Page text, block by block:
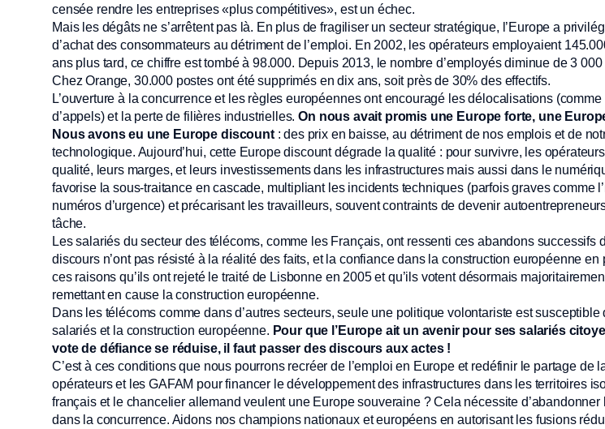
censée rendre les entreprises «plus compétitives», est un échec.
Mais les dégâts ne s’arrêtent pas là. En plus de fragiliser un secteur stratégique, l’Europe a
d’achat des consommateurs au détriment de l’emploi. En 2002, les opérateurs employaient
ans plus tard, ce chiffre est tombé à 98.000. Depuis 2013, le nombre d’employés diminue de 3
Chez Orange, 30.000 postes ont été supprimés en dix ans, soit près de 30% des effectifs.
L’ouverture à la concurrence et les règles européennes ont encouragé les délocalisations
d’appels) et la perte de filières industrielles.On nous avait promis une Europe forte, une
Nous avons eu une Europe discount : des prix en baisse, au détriment de nos emplois et de
technologique. Aujourd’hui, cette Europe discount dégrade la qualité : pour survivre, les
qualité, leurs marges, et leurs investissements dans les infrastructures mais aussi dans le
favorise la sous-traitance en cascade, multipliant les incidents techniques (parfois graves comme
numéros d’urgence) et précarisant les travailleurs, souvent contraints de devenir
tâche.
Les salariés du secteur des télécoms, comme les Français, ont ressenti ces abandons successifs
discours n’ont pas résisté à la réalité des faits, et la confiance dans la construction européenne en
ces raisons qu’ils ont rejeté le traité de Lisbonne en 2005 et qu’ils votent désormais
remettant en cause la construction européenne.
Dans les télécoms comme dans d’autres secteurs, seule une politique volontariste est
salariés et la construction européenne. Pour que l’Europe ait un avenir pour ses salariés
vote de défiance se réduise, il faut passer des discours aux actes !
C’est à ces conditions que nous pourrons recréer de l’emploi en Europe et redéfinir le partage de
opérateurs et les GAFAM pour financer le développement des infrastructures dans les territoires
français et le chancelier allemand veulent une Europe souveraine ? Cela nécessite d’abandonner
dans la concurrence. Aidons nos champions nationaux et européens en autorisant les fusions